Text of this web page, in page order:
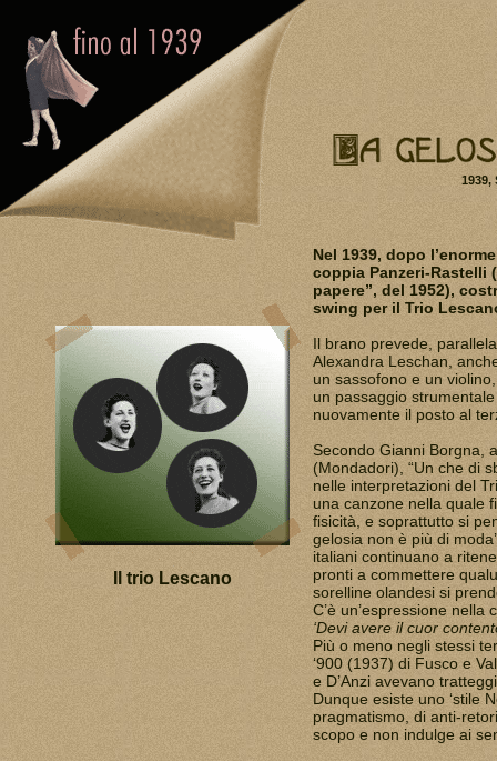
1939,
Il trio Lescano
Nel 1939, dopo
coppia Panzeri-Rastelli
papere”, del 1952),
swing per il Trio
Il brano prevede,
Alexandra Leschan,
un sassofono e un
un passaggio
nuovamente il posto al
Secondo Gianni Borgna,
(Mondadori), “Un che di
nelle interpretazioni del
una canzone nella quale
fisicità, e soprattutto si
gelosia non è più di
italiani continuano a
pronti a commettere
sorelline olandesi si
C’è un’espressione
‘Devi avere il cuor
Più o meno negli stessi
‘900 (1937) di Fusco e
e D’Anzi avevano
Dunque esiste uno ‘stile
pragmatismo, di anti-
scopo e non indulge ai